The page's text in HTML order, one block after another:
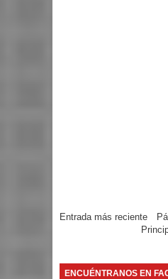
Entrada más reciente
ENCUÉNTRANOS EN